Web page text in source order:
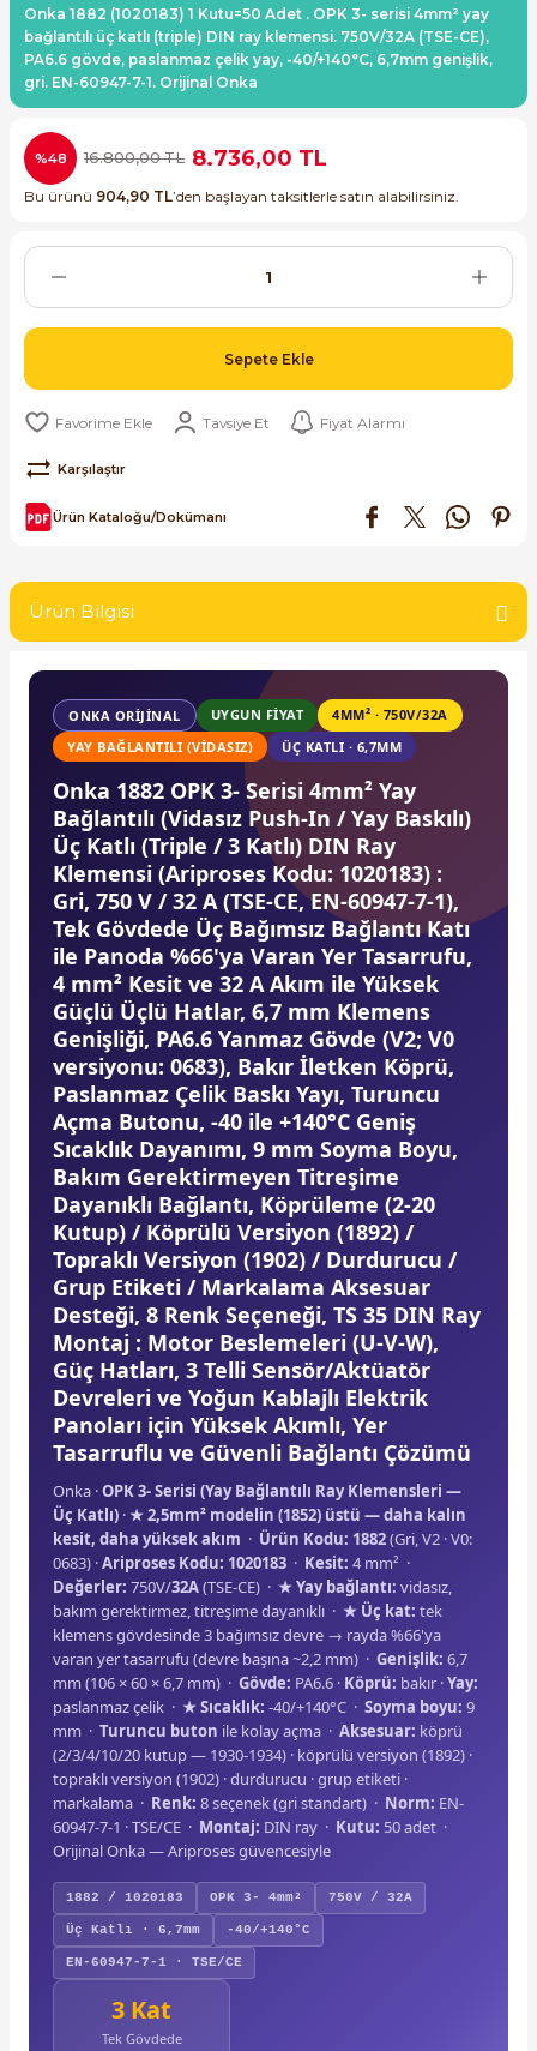
ve Transmitterleri
Sinamics S120 Modüler Sürücü Sistemi
Sinamics S210 Servo Sürücü Sistemi
Sinamics V20 Hız Kontrol Cihazları
Ürünleri
Prizler
Taşıma Sistemleri - Spiral , Boru ,
Rölesi, Cihazları ve Anahtarları
- UPS
Şalterleri
Yol Vericiler
SIMATIC Endüstriyel Panel PC'ler
SIMATIC ExProof Panel PC'ler ve Thin
SIMATIC S7-300
SIMATIC Yazılım Paketleri
SIMOTION Hareket Kontrol Üniteleri
SIRIUS SAFETY
WinCC Unified Runtime Yazılımları
Onka 1882 (1020183) 1 Kutu=50 Adet . OPK 3- serisi 4mm² yay
bağlantılı üç katlı (triple) DIN ray klemensi. 750V/32A (TSE-CE),
PA6.6 gövde, paslanmaz çelik yay, -40/+140°C, 6,7mm genişlik,
gri. EN-60947-7-1. Orijinal Onka
%48 16.800,00 TL 8.736,00 TL
Bu ürünü 904,90 TL’den başlayan taksitlerle satın alabilirsiniz.
Sepete Ekle
Tavsiye Et Fiyat Alarmı
Karşılaştır
Ürün Kataloğu/Dokümanı
Ürün Bilgisi
ONKA ORIJINAL UYGUN FİYAT
4MM² · 750V/32A
YAY BAĞLANTILI (VIDASIZ)
ÜÇ KATLI · 6,7MM
Onka 1882 OPK 3- Serisi 4mm² Yay
Bağlantılı (Vidasız Push-In / Yay Baskılı)
Üç Katlı (Triple / 3 Katlı) DIN Ray
Klemensi (Ariproses Kodu: 1020183) :
Gri, 750 V / 32 A (TSE-CE, EN-60947-7-1),
Tek Gövdede Üç Bağımsız Bağlantı Katı
ile Panoda %66'ya Varan Yer Tasarrufu,
4 mm² Kesit ve 32 A Akım ile Yüksek
Güçlü Üçlü Hatlar, 6,7 mm Klemens
Genişliği, PA6.6 Yanmaz Gövde (V2; V0
versiyonu: 0683), Bakır İletken Köprü,
Paslanmaz Çelik Baskı Yayı, Turuncu
Açma Butonu, -40 ile +140°C Geniş
Sıcaklık Dayanımı, 9 mm Soyma Boyu,
Bakım Gerektirmeyen Titreşime
Dayanıklı Bağlantı, Köprüleme (2-20
Kutup) / Köprülü Versiyon (1892) /
Topraklı Versiyon (1902) / Durdurucu /
Grup Etiketi / Markalama Aksesuar
Desteği, 8 Renk Seçeneği, TS 35 DIN Ray
Montaj : Motor Beslemeleri (U-V-W),
Güç Hatları, 3 Telli Sensör/Aktüatör
Devreleri ve Yoğun Kablajlı Elektrik
Panoları için Yüksek Akımlı, Yer
Tasarruflu ve Güvenli Bağlantı Çözümü
Onka ·OPK 3- Serisi (Yay Bağlantılı Ray Klemensleri —
Üç Katlı) ·★ 2,5mm² modelin (1852) üstü — daha kalın
kesit, daha yüksek akım · Ürün Kodu: 1882(Gri, V2 · V0:
0683) ·Ariproses Kodu: 1020183 · Kesit: 4 mm² ·
Değerler: 750V/32A(TSE-CE) · ★ Yay bağlantı: vidasız,
bakım gerektirmez, titreşime dayanıklı · ★ Üç kat: tek
klemens gövdesinde 3 bağımsız devre → rayda %66'ya
varan yer tasarrufu (devre başına ~2,2 mm) · Genişlik: 6,7
mm (106 × 60 × 6,7 mm) · Gövde: PA6.6 · Köprü: bakır ·Yay:
paslanmaz çelik · ★ Sıcaklık: -40/+140°C · Soyma boyu: 9
mm · Turuncu buton ile kolay açma · Aksesuar: köprü
(2/3/4/10/20 kutup — 1930-1934) · köprülü versiyon (1892) ·
topraklı versiyon (1902) · durdurucu · grup etiketi ·
markalama · Renk: 8 seçenek (gri standart) · Norm: EN-
60947-7-1 · TSE/CE · Montaj: DIN ray · Kutu: 50 adet ·
Orijinal Onka — Ariproses güvencesiyle
1882 / 1020183 OPK 3- 4mm² 750V / 32A
Üç Katlı · 6,7mm -40/+140°C
EN-60947-7-1 · TSE/CE
3 Kat
Tek Gövdede